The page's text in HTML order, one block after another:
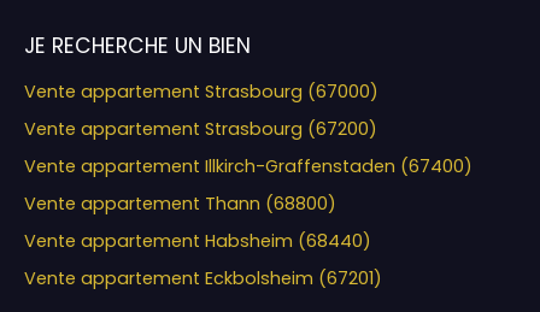
JE RECHERCHE UN BIEN
Vente appartement Strasbourg (67000)
Vente appartement Strasbourg (67200)
Vente appartement Illkirch-Graffenstaden (67400)
Vente appartement Thann (68800)
Vente appartement Habsheim (68440)
Vente appartement Eckbolsheim (67201)